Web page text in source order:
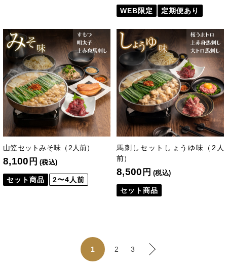
WEB限定 定期便あり
山笠セットみそ味（2人前）
8,100 円 (税込)
セット商品 2〜4人前
馬刺しセットしょうゆ味（2人
前）
8,500 円 (税込)
セット商品
1 2 3